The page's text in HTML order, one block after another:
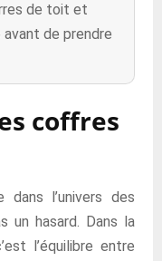
de toit et
de prendre
coffres
dans l’univers des
un hasard. Dans la
l’équilibre entre